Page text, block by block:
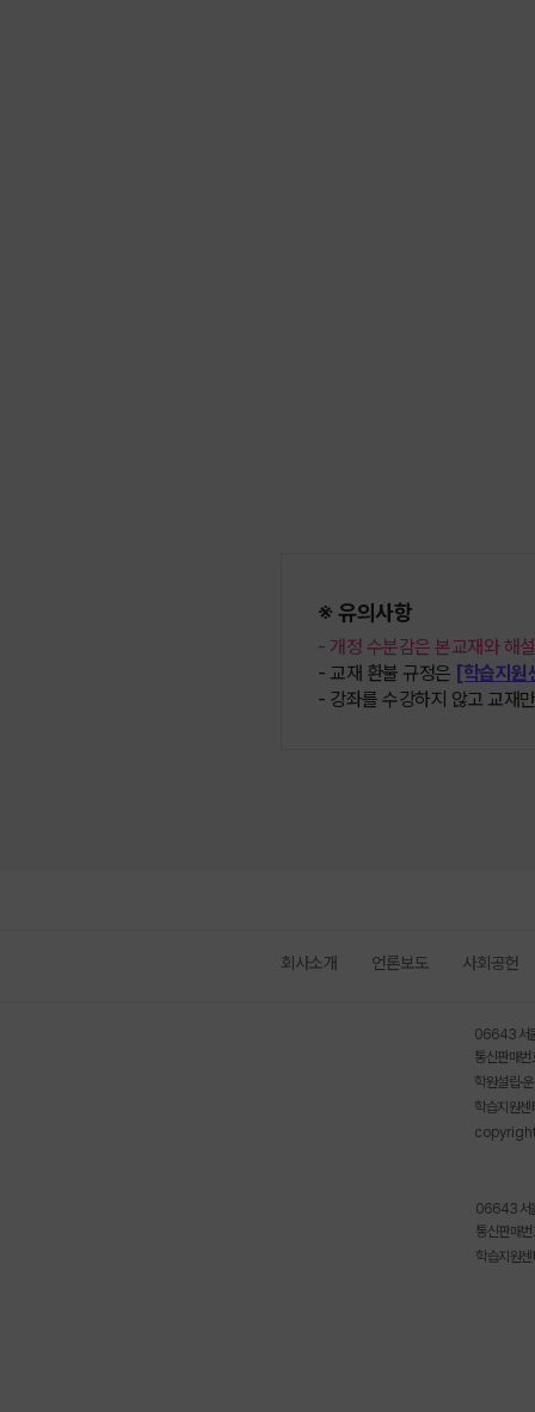
※ 유의사항
개정 수분감은 본교재와 해
교재 환불 규정은 [학습지원
강좌를 수강하지 않고 교재
회사소개 언론보도 사회공헌
06643 서
통신판매
학원설립·
학습지원
06643 서
통신판매
학습지원